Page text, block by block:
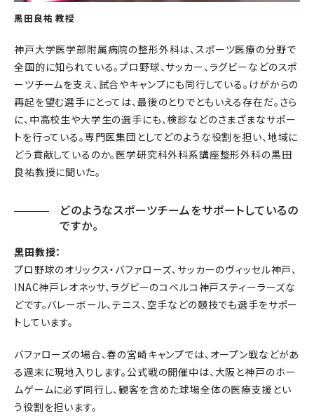
黒田良祐 教授
神戸大学医学部附属病院の整形外科は、スポーツ医療の分野で
全国的に知られている。プロ野球、サッカー、ラグビーなどのスポ
ーツチームを支え、試合やキャンプにも同行している。けがからの
再起を望む選手にとっては、最後のとりでともいえる存在だ。さら
に、中高校生や大学生の選手にも、検診などのさまざまなサポー
トを行っている。専門医集団としてどのような役割を担い、地域に
どう貢献しているのか。医学研究科外科系講座整形外科の黒田
良祐教授に聞いた。
どのようなスポーツチームをサポートしているの
ですか。
黒田教授：
プロ野球のオリックス・バファローズ、サッカーのヴィッセル神戸、
INAC神戸レオネッサ、ラグビーのコベルコ神戸スティーラーズな
どです。バレーボール、テニス、空手などの競技でも選手をサポー
トしています。
バファローズの場合、春の宮崎キャンプでは、オープン戦などがあ
る週末に現地入りします。公式戦の開催中は、大阪と神戸のホー
ムゲームに必ず同行し、観客を含めた球場全体の医療支援とい
う役割を担います。